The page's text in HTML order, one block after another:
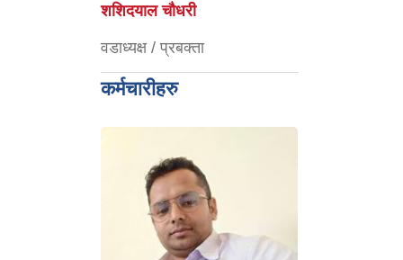
शशिदयाल चौधरी
वडाध्यक्ष / प्रबक्ता
कर्मचारीहरु